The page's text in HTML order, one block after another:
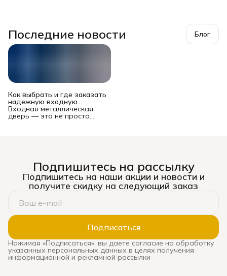
Последние новости Блог
Как выбрать и где заказать
надежную входную
металлическую дверь в
Новосибирске?
Входная металлическая
дверь — это не просто
имущества и жильцов,
уровень шума, теплопотери
и даже эстетическое
восприятие жилья. Рынок
— от бюджетных до
премиальных, и выбор
может стать настоящим
испытанием. Ошибка
оборачивается
сквозняками, звоном при
каждом закрытии, риском
взлома и необходимостью
дорогой замены. В этом
Подпишитесь на рассылку
Подпишитесь на наши акции и новости и
получите скидку на следующий заказ
Подписаться
Нажимая «Подписаться», вы даете согласие на обработку
указанных персональных данных в целях получения
информационной и рекламной рассылки